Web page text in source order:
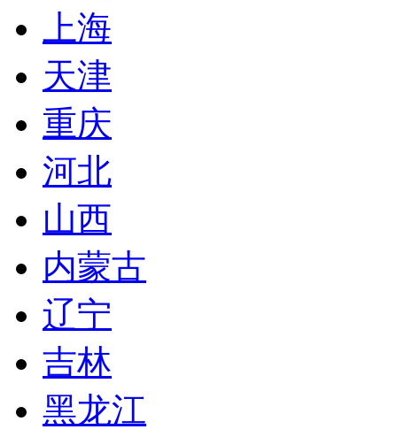
上海
天津
重庆
河北
山西
内蒙古
辽宁
吉林
黑龙江